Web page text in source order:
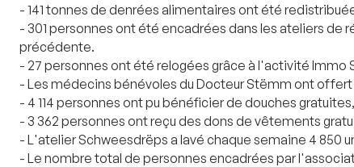
- 141 tonnes de denrées alimentaires ont été
- 301 personnes ont été encadrées dans les ateliers de
précédente.
- 27 personnes ont été relogées grâce à l'activité Immo
- Les médecins bénévoles du Docteur Stëmm ont offert
- 4 114 personnes ont pu bénéficier de douches
- 3 362 personnes ont reçu des dons de vêtements
- L'atelier Schweesdrëps a lavé chaque semaine 4 850
- Le nombre total de personnes encadrées par